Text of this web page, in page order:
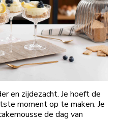
en zijdezacht. Je hoeft de
moment op te maken. Je
de dag van